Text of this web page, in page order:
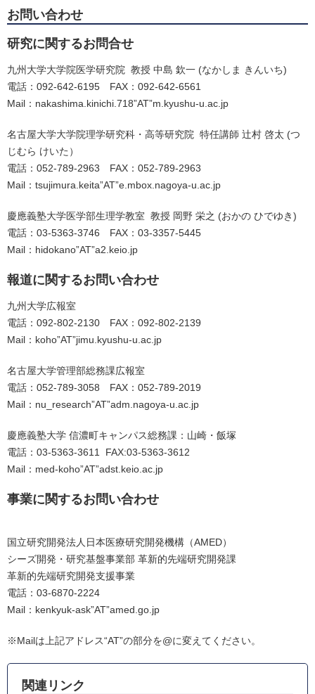
お問い合わせ
研究に関するお問合せ
九州大学大学院医学研究院 教授 中島 欽一 (なかしま きんいち)
電話：092-642-6195 FAX：092-642-6561
Mail：nakashima.kinichi.718”AT”m.kyushu-u.ac.jp
名古屋大学大学院理学研究科・高等研究院 特任講師 辻村 啓太 (つ
じむら けいた）
電話：052-789-2963 FAX：052-789-2963
Mail：tsujimura.keita”AT”e.mbox.nagoya-u.ac.jp
慶應義塾大学医学部生理学教室 教授 岡野 栄之 (おかの ひでゆき)
電話：03-5363-3746 FAX：03-3357-5445
Mail：hidokano”AT”a2.keio.jp
報道に関するお問い合わせ
九州大学広報室
電話：092-802-2130 FAX：092-802-2139
Mail：koho”AT”jimu.kyushu-u.ac.jp
名古屋大学管理部総務課広報室
電話：052-789-3058 FAX：052-789-2019
Mail：nu_research”AT”adm.nagoya-u.ac.jp
慶應義塾大学 信濃町キャンパス総務課：山崎・飯塚
電話：03-5363-3611 FAX:03-5363-3612
Mail：med-koho”AT”adst.keio.ac.jp
事業に関するお問い合わせ
国立研究開発法人日本医療研究開発機構（AMED）
シーズ開発・研究基盤事業部 革新的先端研究開発課
革新的先端研究開発支援事業
電話：03-6870-2224
Mail：kenkyuk-ask”AT”amed.go.jp
※Mailは上記アドレス“AT”の部分を@に変えてください。
関連リンク